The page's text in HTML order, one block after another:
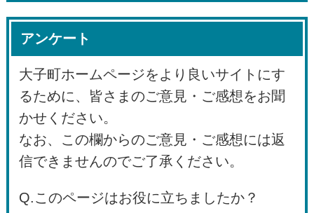
アンケート
大子町ホームページをより良いサイトにす
るために、皆さまのご意見・ご感想をお聞
かせください。
なお、この欄からのご意見・ご感想には返
信できませんのでご了承ください。
Q.このページはお役に立ちましたか？